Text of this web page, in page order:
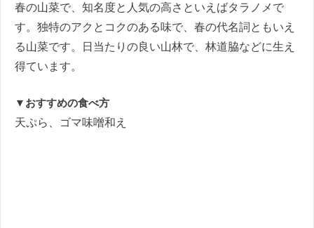
春の山菜で、知名度と人気の高さといえばタラノメで
す。独特のアクとコクのある味で、春の代名詞ともいえ
る山菜です。日当たりの良い山林で、林道脇などに生え
得ています。
▼おすすめの食べ方
天ぷら、ゴマ味噌和え